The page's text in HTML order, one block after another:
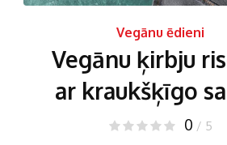
Vegānu ēdieni
Vegānu ķirbju
ar kraukšķīgo
0 / 5